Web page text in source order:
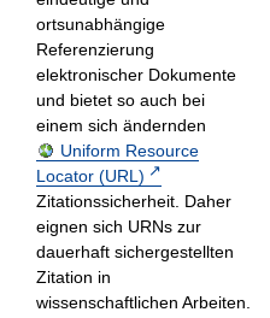
ortsunabhängige
Referenzierung
elektronischer Dokumente
und bietet so auch bei
einem sich ändernden
Uniform Resource
Locator (URL)
Zitationssicherheit. Daher
eignen sich URNs zur
dauerhaft sichergestellten
Zitation in
wissenschaftlichen Arbeiten.